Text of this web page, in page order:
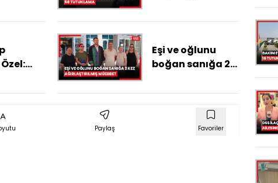
tutuklama
Eşi ve oğlunu
boğan sanığa 2
ağırlaştırılmış
Paylaş Favoriler